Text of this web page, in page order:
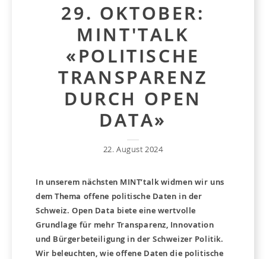
29. OKTOBER:
MINT'TALK
«POLITISCHE
TRANSPARENZ
DURCH OPEN
DATA»
22. August 2024
In unserem nächsten MINT’talk widmen wir uns
dem Thema offene politische Daten in der
Schweiz. Open Data biete eine wertvolle
Grundlage für mehr Transparenz, Innovation
und Bürgerbeteiligung in der Schweizer Politik.
Wir beleuchten, wie offene Daten die politische